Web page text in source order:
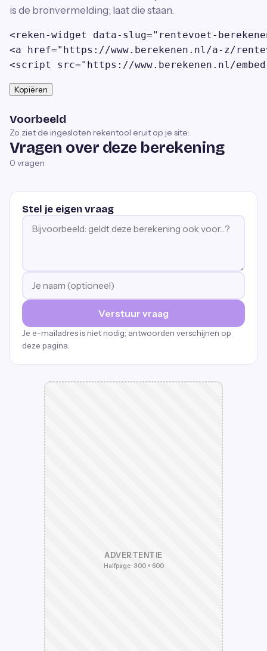
is de bronvermelding; laat die staan.
<reken-widget data-slug="rentevoet-
<a href="https://www.berekenen.nl/a-z/
<script src="https://www.berekenen.nl/
Kopiëren
Voorbeeld
Zo ziet de ingesloten rekentool eruit op je site:
Vragen over deze berekening
0 vragen
Stel je eigen vraag
Verstuur vraag
Je e-mailadres is niet nodig; antwoorden verschijnen op
deze pagina.
ADVERTENTIE
Halfpage · 300 × 600